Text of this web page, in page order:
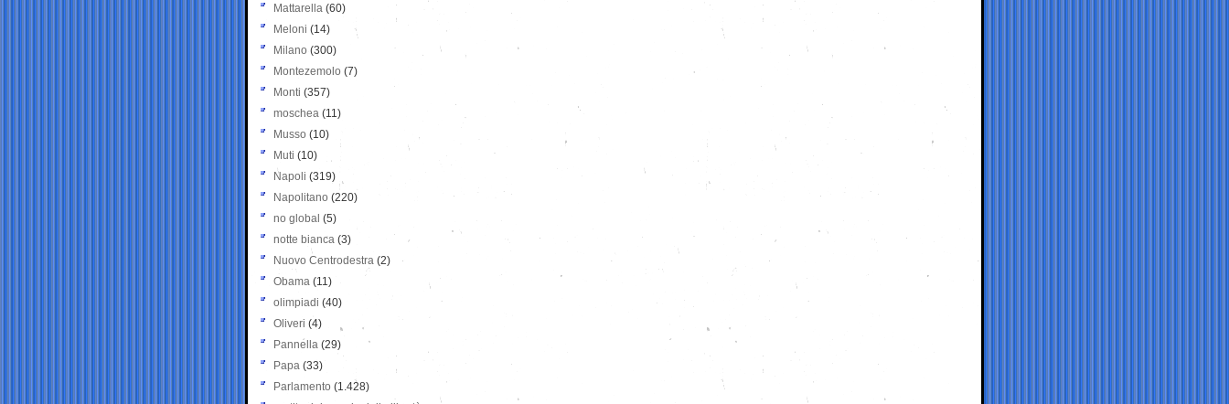
Mattarella (60)
Meloni (14)
Milano (300)
Montezemolo (7)
Monti (357)
moschea (11)
Musso (10)
Muti (10)
Napoli (319)
Napolitano (220)
no global (5)
notte bianca (3)
Nuovo Centrodestra (2)
Obama (11)
olimpiadi (40)
Oliveri (4)
Pannella (29)
Papa (33)
Parlamento (1.428)